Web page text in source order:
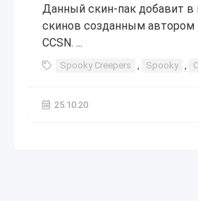
Данный скин-пак добавит в
скинов созданным автором
CCSN. ...
Spooky Creepers , Spooky ,
25.10.20